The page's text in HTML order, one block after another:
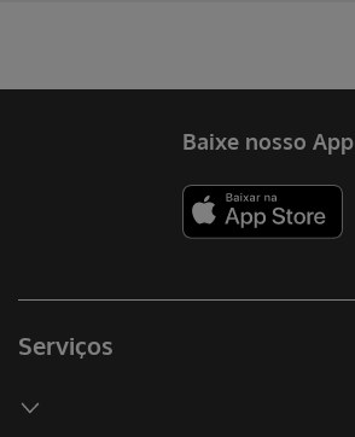
Serviços
Baixe nosso App